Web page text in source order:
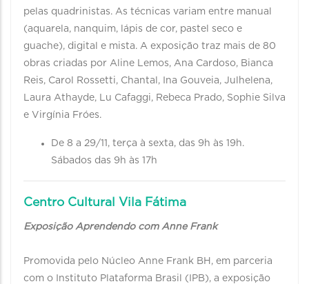
pelas quadrinistas. As técnicas variam entre manual
(aquarela, nanquim, lápis de cor, pastel seco e
guache), digital e mista. A exposição traz mais de 80
obras criadas por Aline Lemos, Ana Cardoso, Bianca
Reis, Carol Rossetti, Chantal, Ina Gouveia, Julhelena,
Laura Athayde, Lu Cafaggi, Rebeca Prado, Sophie Silva
e Virgínia Fróes.
De 8 a 29/11, terça à sexta, das 9h às 19h.
Sábados das 9h às 17h
Centro Cultural Vila Fátima
Exposição Aprendendo com Anne Frank
Promovida pelo Núcleo Anne Frank BH, em parceria
com o Instituto Plataforma Brasil (IPB), a exposição